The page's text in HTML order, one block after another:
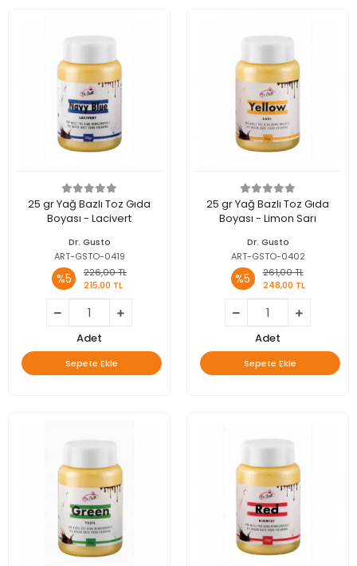
25 gr Yağ Bazlı Toz Gıda
Boyası - Lacivert
Dr. Gusto
ART-GSTO-0419
%5
226,00 TL
215,00 TL
Adet
Sepete Ekle
25 gr Yağ Bazlı Toz Gıda
Boyası - Limon Sarı
Dr. Gusto
ART-GSTO-0402
%5
261,00 TL
248,00 TL
Adet
Sepete Ekle